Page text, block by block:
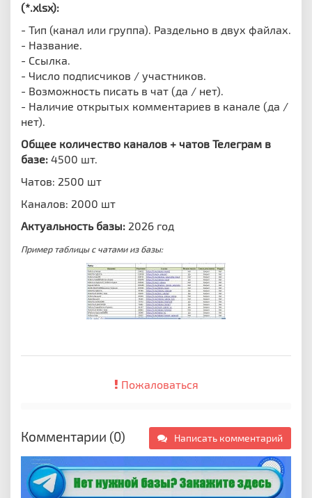
(*.xlsx):
- Тип (канал или группа). Раздельно в двух файлах.
- Название.
- Ссылка.
- Число подписчиков / участников.
- Возможность писать в чат (да / нет).
- Наличие открытых комментариев в канале (да /
нет).
Общее количество каналов + чатов Телеграм в
базе: 4500 шт.
Чатов: 2500 шт
Каналов: 2000 шт
Актуальность базы: 2026 год
Пример таблицы с чатами из базы:
Пожаловаться
Комментарии (0) Написать комментарий